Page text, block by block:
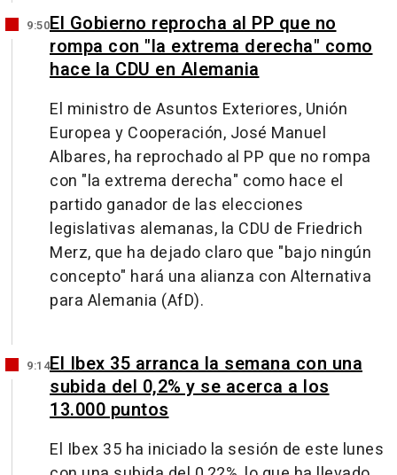
9:50El Gobierno reprocha al PP que no
rompa con "la extrema derecha" como
hace la CDU en Alemania
El ministro de Asuntos Exteriores, Unión
Europea y Cooperación, José Manuel
Albares, ha reprochado al PP que no rompa
con "la extrema derecha" como hace el
partido ganador de las elecciones
legislativas alemanas, la CDU de Friedrich
Merz, que ha dejado claro que "bajo ningún
concepto" hará una alianza con Alternativa
para Alemania (AfD).
9:14El Ibex 35 arranca la semana con una
subida del 0,2% y se acerca a los
13.000 puntos
El Ibex 35 ha iniciado la sesión de este lunes